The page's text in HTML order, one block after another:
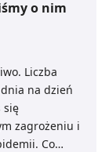
o nim
Liczba
na dzień
się
zagrożeniu i
Co